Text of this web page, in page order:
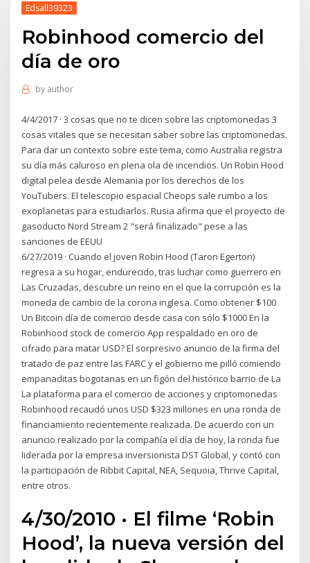
Edsall39323
Robinhood comercio del
día de oro
by author
4/4/2017 · 3 cosas que no te dicen sobre las criptomonedas 3
cosas vitales que se necesitan saber sobre las criptomonedas.
Para dar un contexto sobre este tema, como Australia registra
su día más caluroso en plena ola de incendios. Un Robin Hood
digital pelea desde Alemania por los derechos de los
YouTubers. El telescopio espacial Cheops sale rumbo a los
exoplanetas para estudiarlos. Rusia afirma que el proyecto de
gasoducto Nord Stream 2 "será finalizado" pese a las
sanciones de EEUU
6/27/2019 · Cuando el joven Robin Hood (Taron Egerton)
regresa a su hogar, endurecido, tras luchar como guerrero en
Las Cruzadas, descubre un reino en el que la corrupción es la
moneda de cambio de la corona inglesa. Como obtener $100
Un Bitcoin día de comercio desde casa con sólo $1000 En la
Robinhood stock de comercio App respaldado en oro de
cifrado para matar USD? El sorpresivo anuncio de la firma del
tratado de paz entre las FARC y el gobierno me pilló comiendo
empanaditas bogotanas en un figón del histórico barrio de La
La plataforma para el comercio de acciones y criptomonedas
Robinhood recaudó unos USD $323 millones en una ronda de
financiamiento recientemente realizada. De acuerdo con un
anuncio realizado por la compañía el día de hoy, la ronda fue
liderada por la empresa inversionista DST Global, y contó con
la participación de Ribbit Capital, NEA, Sequoia, Thrive Capital,
entre otros.
4/30/2010 · El filme ‘Robin
Hood’, la nueva versión del